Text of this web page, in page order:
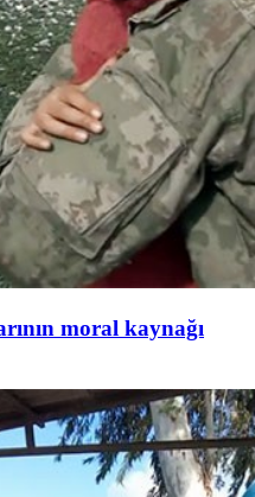
moral kaynağı